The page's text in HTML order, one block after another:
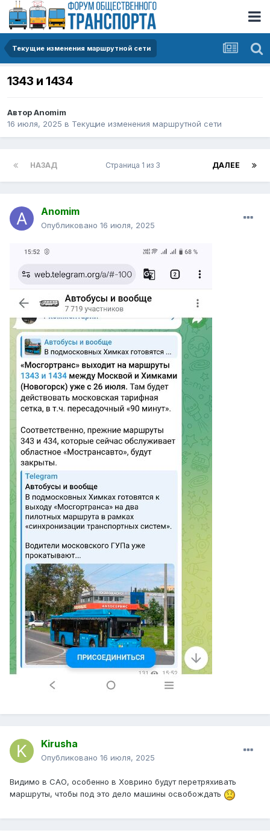
Текущие изменения маршрутной сети
1343 и 1434
АвторAnomim
16 июля, 2025 в Текущие изменения маршрутной сети
НАЗАД ДАЛЕЕ
Страница 1 из 3
Anomim
Опубликовано 16 июля, 2025
Kirusha
Опубликовано 16 июля, 2025
Видимо в САО, особенно в Ховрино будут перетряхивать
маршруты, чтобы под это дело машины освобождать